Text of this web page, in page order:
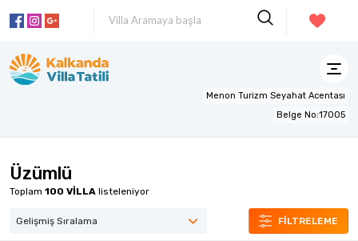
Menon Turizm Seyahat Acentası
Belge No:17005
Üzümlü
Toplam 100 VİLLA listeleniyor
FİLTRELEME